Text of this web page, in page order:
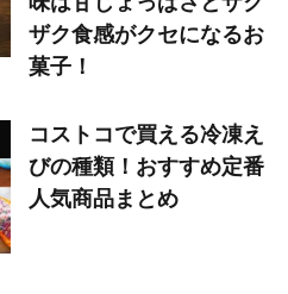
ザク食感がクセになるお
菓子！
コストコで買える冷凍え
びの種類！おすすめ定番
人気商品まとめ